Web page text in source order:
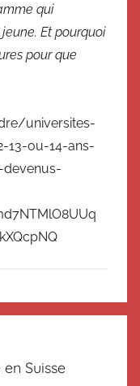
qui
Et pourquoi
pour que
universites-
13-ou-14-ans-
Suisse